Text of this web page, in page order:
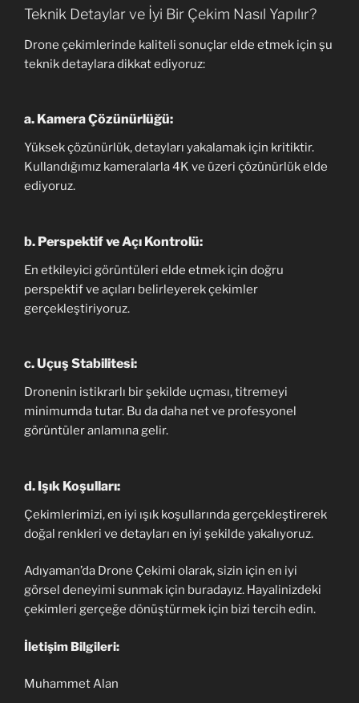
Teknik Detaylar ve İyi Bir Çekim Nasıl Yapılır?
Drone çekimlerinde kaliteli sonuçlar elde etmek için şu
teknik detaylara dikkat ediyoruz:
a. Kamera Çözünürlüğü:
Yüksek çözünürlük, detayları yakalamak için kritiktir.
Kullandığımız kameralarla 4K ve üzeri çözünürlük elde
ediyoruz.
b. Perspektif ve Açı Kontrolü:
En etkileyici görüntüleri elde etmek için doğru
perspektif ve açıları belirleyerek çekimler
gerçekleştiriyoruz.
c.Uçuş Stabilitesi:
Dronenin istikrarlı bir şekilde uçması, titremeyi
minimumda tutar. Bu da daha net ve profesyonel
görüntüler anlamına gelir.
d. Işık Koşulları:
Çekimlerimizi, en iyi ışık koşullarında gerçekleştirerek
doğal renkleri ve detayları en iyi şekilde yakalıyoruz.
Adıyaman’da Drone Çekimi olarak, sizin için en iyi
görsel deneyimi sunmak için buradayız. Hayalinizdeki
çekimleri gerçeğe dönüştürmek için bizi tercih edin.
İletişim Bilgileri:
Muhammet Alan